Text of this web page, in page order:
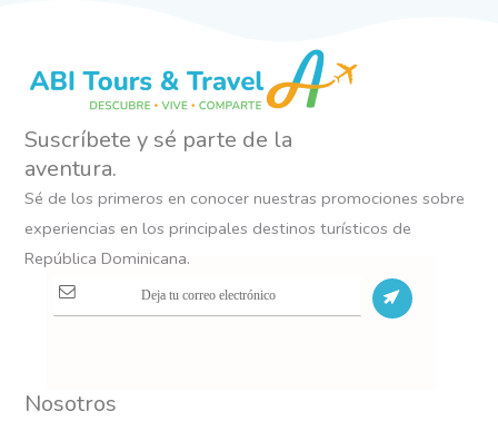
Suscríbete y sé parte de la
aventura.
Sé de los primeros en conocer nuestras promociones sobre
experiencias en los principales destinos turísticos de
República Dominicana.
S
Nosotros